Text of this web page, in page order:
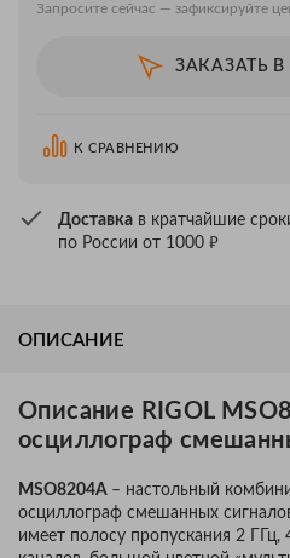
Запросите сейчас — зафиксируйте
ЗАКАЗАТЬ
К СРАВНЕНИЮ
Доставка в кратчайшие
по России от 1000 ₽
ОПИСАНИЕ
Описание RIGOL
осциллограф
MSO8204A – настольный
осциллограф смешанных
имеет полосу пропускания 2